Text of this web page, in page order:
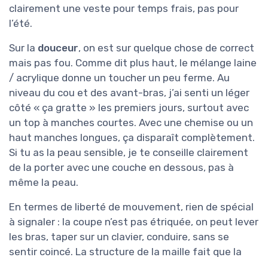
clairement une veste pour temps frais, pas pour
l’été.
Sur la douceur, on est sur quelque chose de correct
mais pas fou. Comme dit plus haut, le mélange laine
/ acrylique donne un toucher un peu ferme. Au
niveau du cou et des avant-bras, j’ai senti un léger
côté « ça gratte » les premiers jours, surtout avec
un top à manches courtes. Avec une chemise ou un
haut manches longues, ça disparaît complètement.
Si tu as la peau sensible, je te conseille clairement
de la porter avec une couche en dessous, pas à
même la peau.
En termes de liberté de mouvement, rien de spécial
à signaler : la coupe n’est pas étriquée, on peut lever
les bras, taper sur un clavier, conduire, sans se
sentir coincé. La structure de la maille fait que la